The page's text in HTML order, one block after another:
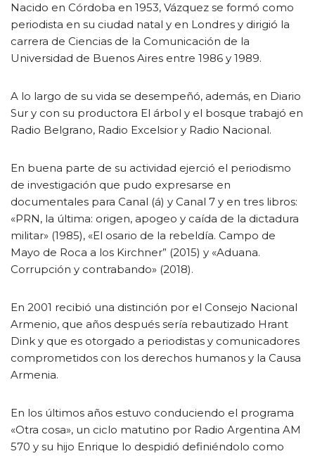
Nacido en Córdoba en 1953, Vázquez se formó como
periodista en su ciudad natal y en Londres y dirigió la
carrera de Ciencias de la Comunicación de la
Universidad de Buenos Aires entre 1986 y 1989.
A lo largo de su vida se desempeñó, además, en Diario
Sur y con su productora El árbol y el bosque trabajó en
Radio Belgrano, Radio Excelsior y Radio Nacional.
En buena parte de su actividad ejerció el periodismo
de investigación que pudo expresarse en
documentales para Canal (á) y Canal 7 y en tres libros:
«PRN, la última: origen, apogeo y caída de la dictadura
militar» (1985), «El osario de la rebeldía. Campo de
Mayo de Roca a los Kirchner” (2015) y «Aduana.
Corrupción y contrabando» (2018).
En 2001 recibió una distinción por el Consejo Nacional
Armenio, que años después sería rebautizado Hrant
Dink y que es otorgado a periodistas y comunicadores
comprometidos con los derechos humanos y la Causa
Armenia.
En los últimos años estuvo conduciendo el programa
«Otra cosa», un ciclo matutino por Radio Argentina AM
570 y su hijo Enrique lo despidió definiéndolo como